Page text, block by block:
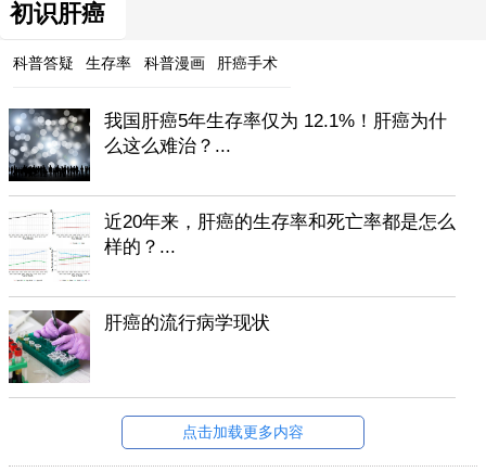
初识肝癌
科普答疑 生存率 科普漫画 肝癌手术
我国肝癌5年生存率仅为 12.1%！肝癌为什
么这么难治？...
近20年来，肝癌的生存率和死亡率都是怎么
样的？...
肝癌的流行病学现状
点击加载更多内容